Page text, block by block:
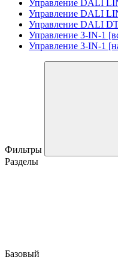
Управление DALI
Управление DALI
Управление DALI
Управление 3-IN-1
Управление 3-IN-1
Фильтры
Разделы
Базовый